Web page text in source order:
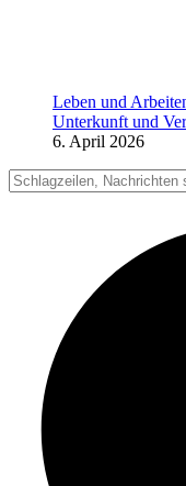
Leben und
Unterkunft und
6. April 2026